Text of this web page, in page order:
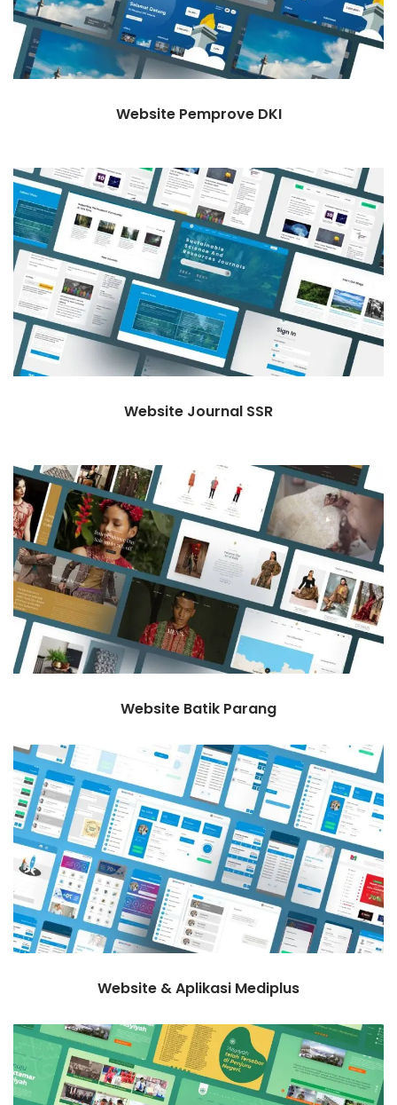
Website Pemprove DKI
Website Journal SSR
Website Batik Parang
Website & Aplikasi Mediplus